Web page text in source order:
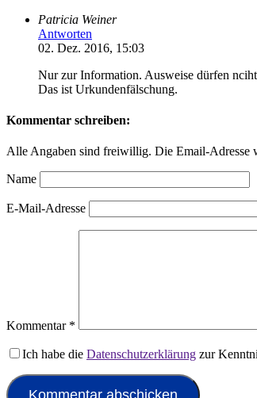
Patricia Weiner
Antworten
02. Dez. 2016, 15:03
Nur zur Information. Ausweise dürfen
Das ist Urkundenfälschung.
Kommentar schreiben:
Alle Angaben sind freiwillig. Die Email-Adresse
Name
E-Mail-Adresse
Kommentar *
Ich habe die Datenschutzerklärung zur